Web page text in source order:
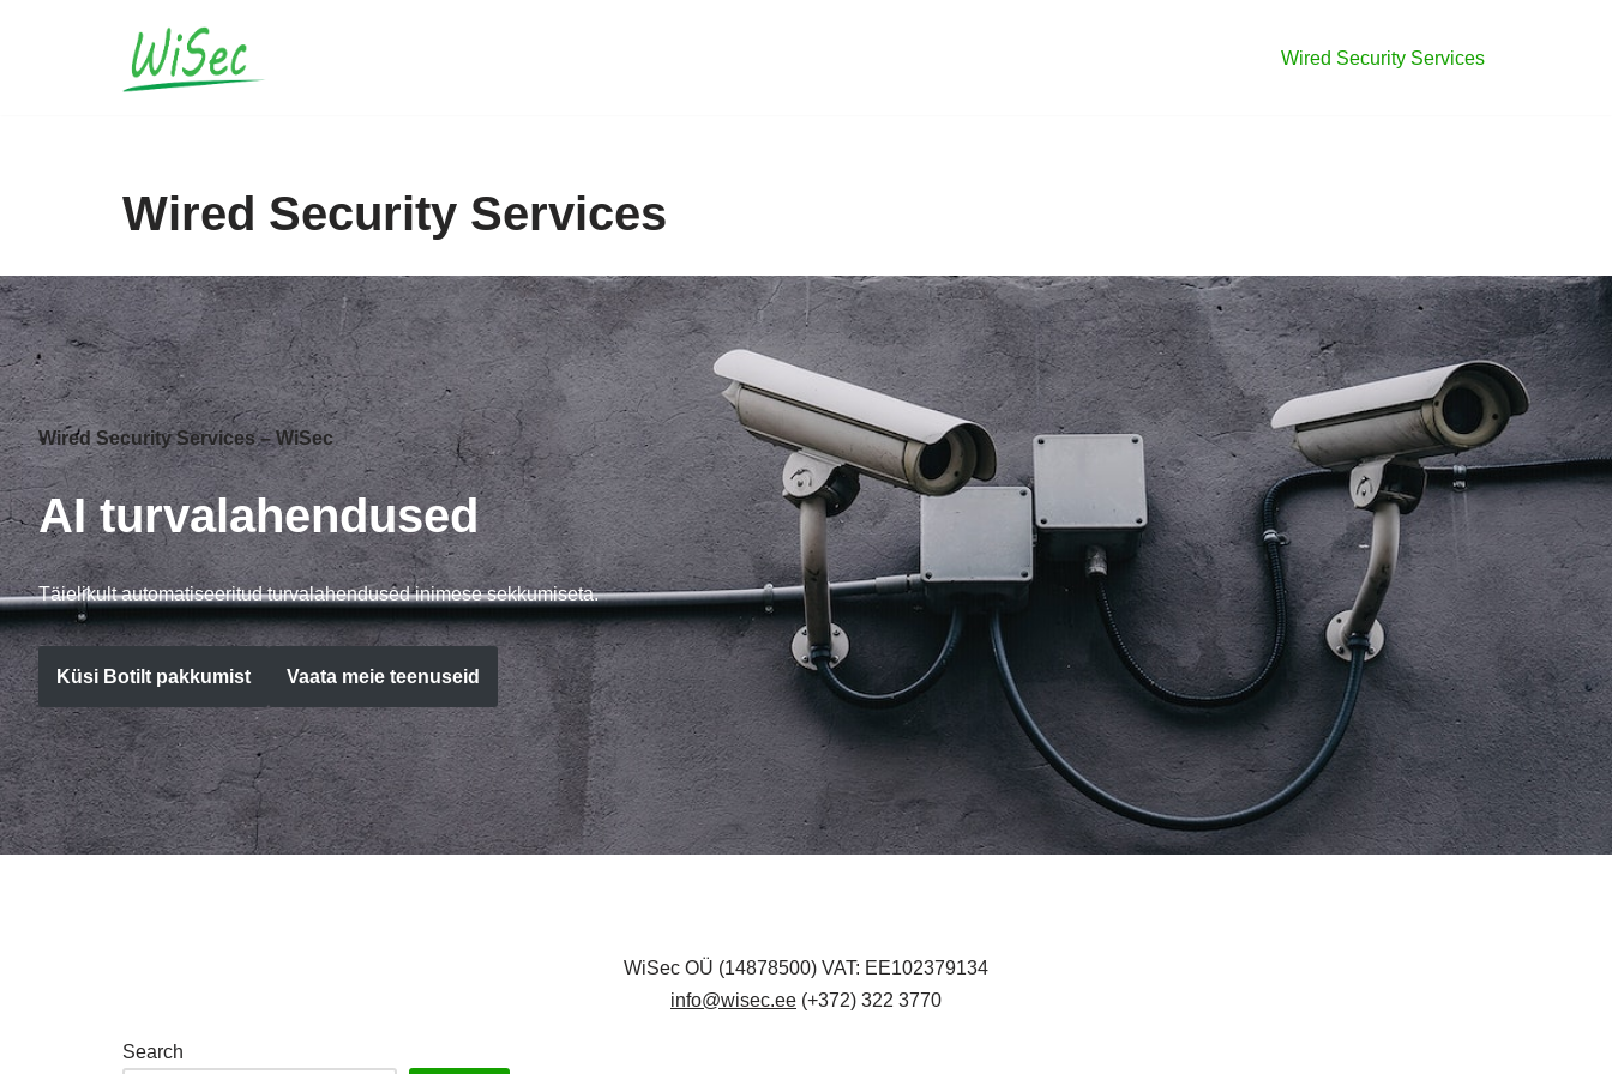
Wired Security Services
Wired Security Services
Wired Security Services – WiSec
AI turvalahendused
Täielikult automatiseeritud turvalahendused inimese sekkumiseta.
Küsi Botilt pakkumist Vaata meie teenuseid
WiSec OÜ (14878500) VAT: EE102379134
info@wisec.ee (+372) 322 3770
Search